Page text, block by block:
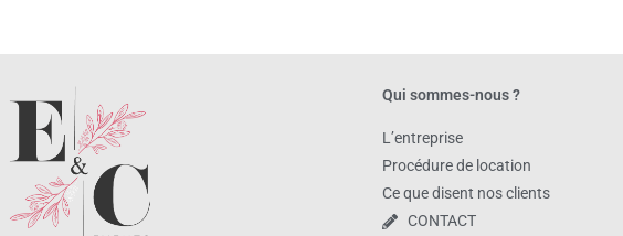
Qui sommes-nous ?
L’entreprise
Procédure de location
Ce que disent nos clients
CONTACT